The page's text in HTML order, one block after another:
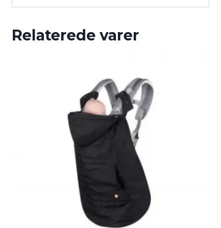
Relaterede varer